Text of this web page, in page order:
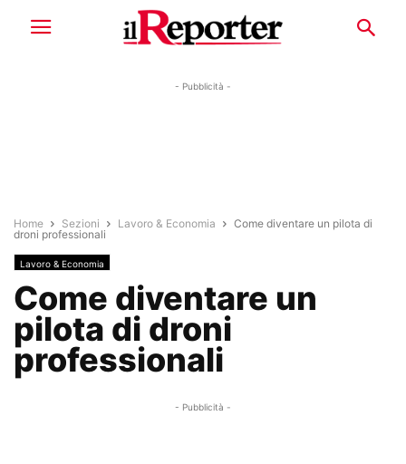
- Pubblicità -
Home Sezioni Lavoro & Economia
Come diventare un pilota di
droni professionali
Lavoro & Economia
Come diventare un
pilota di droni
professionali
- Pubblicità -